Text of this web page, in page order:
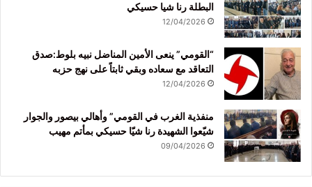
البطلة رنا شيا حسيكي
12/04/2026
“القومي” ينعى الأمين المناضل نبيه بلوط:صدق
التعاقد مع سعاده وبقي ثابتاً على نهج حزبه
12/04/2026
منفذية الغرب في القومي” وأهالي بيصور والجوار
شيّعوا الشهيدة رنا شيّا حسيكي بمأتم مهيب
09/04/2026